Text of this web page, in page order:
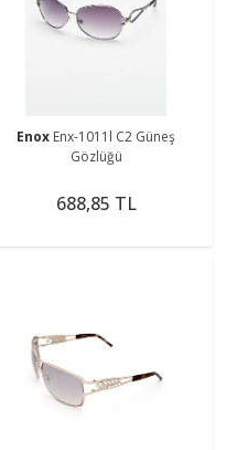
Enox Enx-1011l C2 Güneş
Gözlüğü
688,85 TL